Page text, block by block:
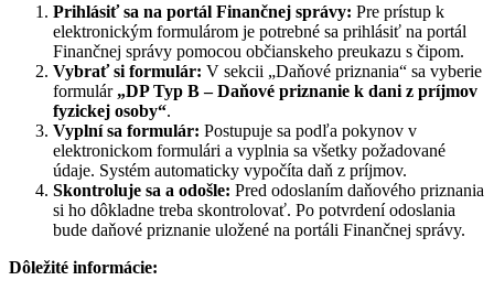
Prihlásiť sa na portál Finančnej správy: Pre prístup k
elektronickým formulárom je potrebné sa prihlásiť na portál
Finančnej správy pomocou občianskeho preukazu s čipom.
Vybrať si formulár: V sekcii „Daňové priznania“ sa vyberie
formulár „DP Typ B – Daňové priznanie k dani z príjmov
fyzickej osoby“.
Vyplní sa formulár: Postupuje sa podľa pokynov v
elektronickom formulári a vyplnia sa všetky požadované
údaje. Systém automaticky vypočíta daň z príjmov.
Skontroluje sa a odošle: Pred odoslaním daňového priznania
si ho dôkladne treba skontrolovať. Po potvrdení odoslania
bude daňové priznanie uložené na portáli Finančnej správy.
Dôležité informácie: